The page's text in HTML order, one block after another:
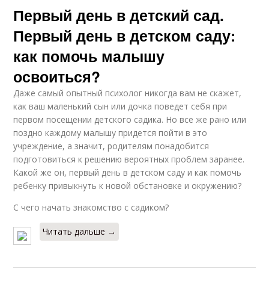
Первый день в детский сад.
Первый день в детском саду:
как помочь малышу
освоиться?
Даже самый опытный психолог никогда вам не скажет,
как ваш маленький сын или дочка поведет себя при
первом посещении детского садика. Но все же рано или
поздно каждому малышу придется пойти в это
учреждение, а значит, родителям понадобится
подготовиться к решению вероятных проблем заранее.
Какой же он, первый день в детском саду и как помочь
ребенку привыкнуть к новой обстановке и окружению?
С чего начать знакомство с садиком?
Читать дальше →